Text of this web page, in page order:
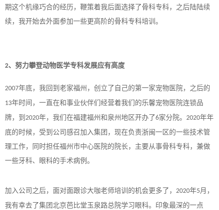
期这个机缘巧合的经历，鞭策着我后面选择了骨科专科，之后陆陆续
续，我开始去外面参加一些更高阶的骨科专科培训。
2、努力攀登动物医学专科发展应有高度
2007年底，我回到老家福州，创立了自己的第一家宠物医院，之后的
13年时间，一直在和事业伙伴们经营着我们的乐馨宠物医院连锁品
牌，到 2020年，我们在福建福州和泉州地区开办了6家分院。 2020年年
底的时候，受到公司感召加入集团，现在负责浙闽一区的一些技术管
理工作，同时担任福州市中心医院的院长，主要从事骨科专科，兼做
一些牙科、眼科的手术病例。
加入公司之后，面对面跟诊大咖老师培训的机会更多了， 2020年5月，
我有幸去了集团北京芭比堂玉泉路总院学习眼科。印象最深的一点